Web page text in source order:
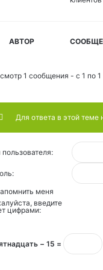
АВТОР
1 сообщения - с 1 по 1
Для ответа в этой теме
меня
введите
цифрами:
− 15 =